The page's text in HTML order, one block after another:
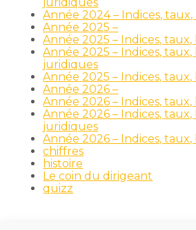
Année 2024 – Indices,
Année 2025 –
Année 2025 – Indices,
Année 2025 – Indices, taux,
juridiques
Année 2025 – Indices,
Année 2026 –
Année 2026 – Indices,
Année 2026 – Indices, taux,
juridiques
Année 2026 – Indices,
chiffres
histoire
Le coin du dirigeant
quizz